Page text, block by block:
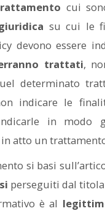
cui
su cui le
devono essere
trattati,
determinato
indicare le
in modo
atto un
si basi
perseguiti dal
è al